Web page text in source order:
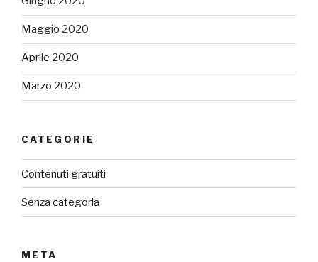
Maggio 2020
Aprile 2020
Marzo 2020
CATEGORIE
Contenuti gratuiti
Senza categoria
META